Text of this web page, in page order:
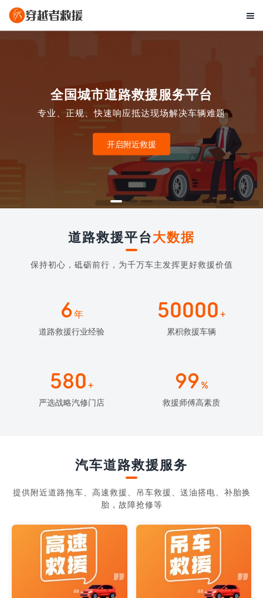

全国城市道路救援服务平台
专业、正规、快速响应抵达现场解决车辆难题
开启附近救援
道路救援平台大数据
保持初心，砥砺前行，为千万车主发挥更好救援价值
6年
道路救援行业经验
50000 +
累积救援车辆
580 +
严选战略汽修门店
99 %
救援师傅高素质
汽车道路救援服务
提供附近道路拖车、高速救援、吊车救援、送油搭电、补胎换
胎，故障抢修等